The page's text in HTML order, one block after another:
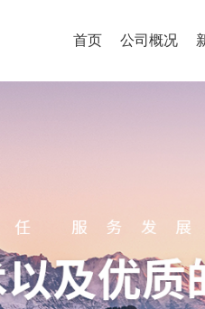
首页 公司概况